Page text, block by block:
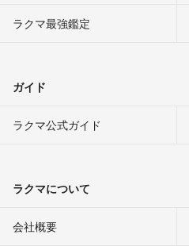
ラクマ最強鑑定
ガイド
ラクマ公式ガイド
ラクマについて
会社概要